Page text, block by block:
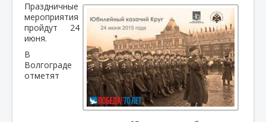
Праздничные
мероприятия
пройдут 24
июня.
В
Волгограде
отметят